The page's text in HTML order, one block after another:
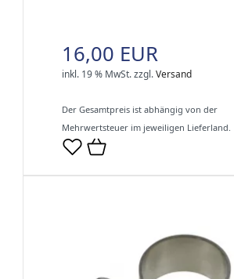
16,00 EUR
inkl. 19 % MwSt.zzgl.Versand
Der Gesamtpreis ist abhängig von der
Mehrwertsteuer im jeweiligen Lieferland.